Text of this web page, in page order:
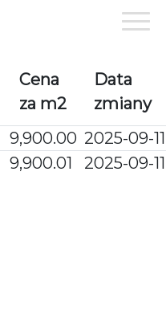
Cena
za m2
Data
zmiany
9,900.00 2025-09-11
9,900.01 2025-09-11